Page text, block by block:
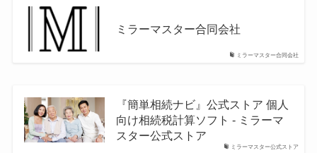
ミラーマスター合同会社
ミラーマスター合同会社
ミラーマスター公式ストア
『簡単相続ナビ』公式ストア 個人
向け相続税計算ソフト - ミラーマ
スター公式ストア